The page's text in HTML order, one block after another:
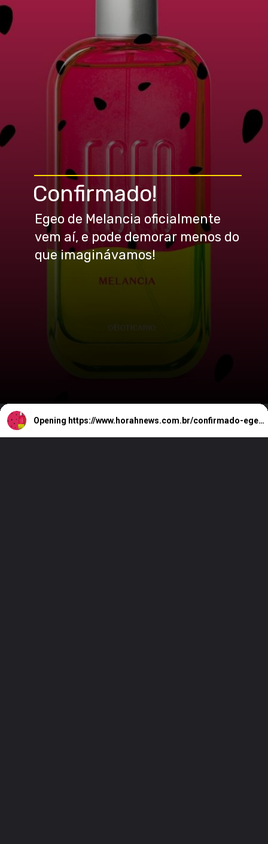
Egeo de Melancia oficialmente
vem aí, e pode demorar menos do
que imaginávamos!
Confirmado!
Opening https://www.horahnews.com.br/confirmado-egeo-de-melancia-do-boticario-esta-a-caminho/